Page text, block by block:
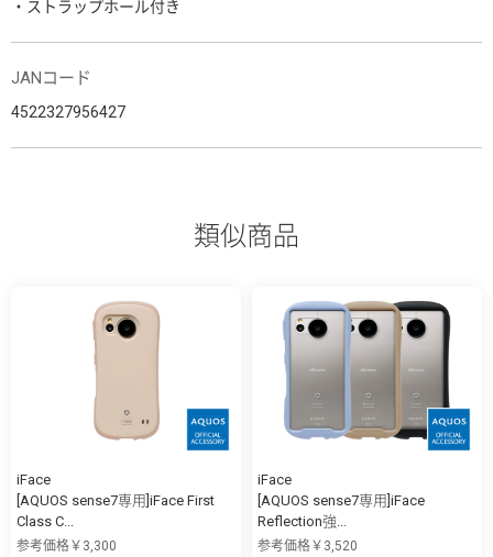
・ストラップホール付き
JANコード
4522327956427
類似商品
iFace
[AQUOS sense7専用]iFace First
Class C...
参考価格￥3,300
iFace
[AQUOS sense7専用]iFace
Reflection強...
参考価格￥3,520